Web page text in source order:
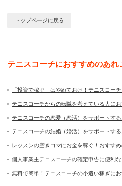
トップページに戻る
テニスコーチにおすすめのあれ
「投資で稼ぐ」はやめておけ！テニスコー
テニスコーチからの転職を考えている人に
テニスコーチの恋愛（恋活）をサポートする
テニスコーチの結婚（婚活）をサポートす
レッスンの空きコマにお金を稼ぐ！おすす
個人事業主テニスコーチの確定申告に便利
無料で簡単！テニスコーチの小遣い稼ぎにお